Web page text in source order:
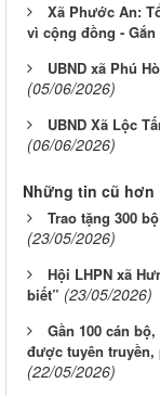
Xã Phước An:
vì cộng đồng - Gắn
UBND xã Phú
(05/06/2026)
UBND Xã Lộc
(06/06/2026)
Những tin cũ hơn
Trao tặng 300
(23/05/2026)
Hội LHPN xã
biết” (23/05/2026)
Gần 100 cán
được tuyên truyền,
(22/05/2026)